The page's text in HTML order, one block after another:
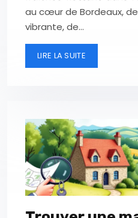
au cœur de Bordeaux,
vibrante, de…
LIRE LA SUITE